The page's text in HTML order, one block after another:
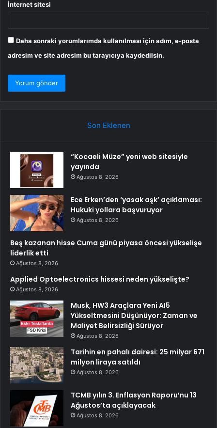
İnternet sitesi
Daha sonraki yorumlarımda kullanılması için adım, e-posta
adresim ve site adresim bu tarayıcıya kaydedilsin.
Son Eklenen
“Kocaeli Müze” yeni web sitesiyle
yayında
Ağustos 8, 2026
Ece Erken’den ‘yasak aşk’ açıklaması:
Hukuki yollara başvuruyor
Ağustos 8, 2026
Beş kazanan hisse Cuma günü piyasa öncesi yükselişe
liderlik etti
Ağustos 8, 2026
Applied Optoelectronics hissesi neden yükselişte?
Ağustos 8, 2026
Musk, HW3 Araçlara Yeni AI5
Yükseltmesini Düşünüyor: Zaman ve
Maliyet Belirsizliği Sürüyor
Ağustos 8, 2026
Tarihin en pahalı dairesi: 25 milyar 671
milyon liraya satıldı
Ağustos 8, 2026
TCMB yılın 3. Enflasyon Raporu’nu 13
Ağustos’ta açıklayacak
Ağustos 8, 2026